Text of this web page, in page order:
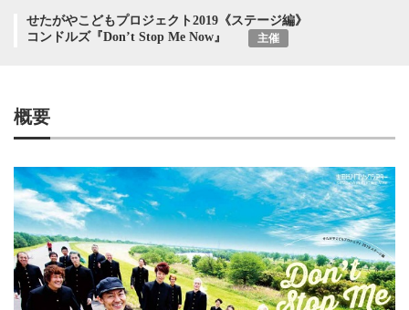
せたがやこどもプロジェクト2019《ステージ編》
コンドルズ『Don’t Stop Me Now』
主催
概要